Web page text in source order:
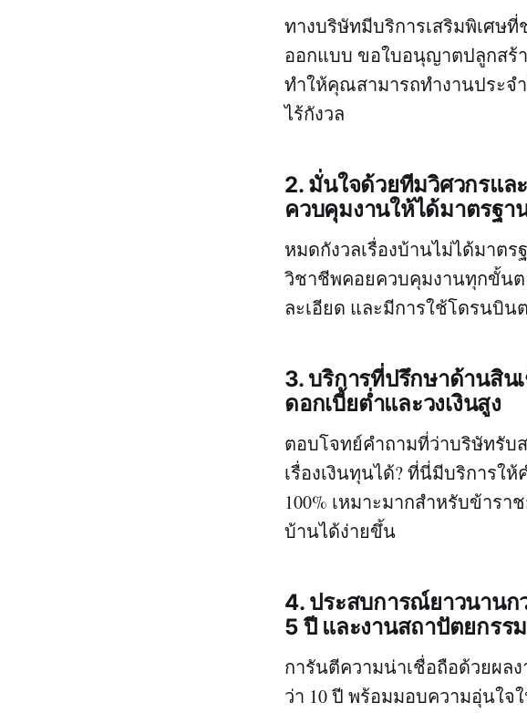
ทางบริษัทมีบริการเสริมพิเศษ
ออกแบบ ขอใบอนุญาตปลูกสร้
ทำให้คุณสามารถทำงานประจ
ไร้กังวล
2. มั่นใจด้วยทีมวิศวกรแ
ควบคุมงานให้ได้มาตรฐา
หมดกังวลเรื่องบ้านไม่ได้มาต
วิชาชีพคอยควบคุมงานทุกขั้นต
ละเอียด และมีการใช้โดรนบิน
3. บริการที่ปรึกษาด้านสิน
ดอกเบี้ยต่ำและวงเงินสูง
ตอบโจทย์คำถามที่ว่าบริษัทรับ
เรื่องเงินทุนได้? ที่นี่มีบริการใ
100% เหมาะมากสำหรับข้าร
บ้านได้ง่ายขึ้น
4. ประสบการณ์ยาวนานก
5 ปี และงานสถาปัตยกรร
การันตีความน่าเชื่อถือด้วยผล
ว่า 10 ปี พร้อมมอบความอุ่นใจ